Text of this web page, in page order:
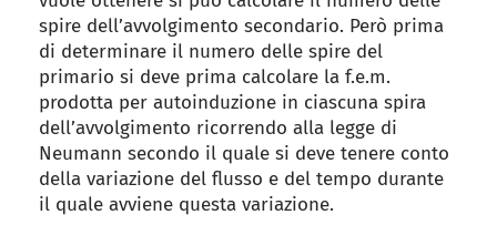
spire dell’avvolgimento secondario. Però prima
di determinare il numero delle spire del
primario si deve prima calcolare la f.e.m.
prodotta per autoinduzione in ciascuna spira
dell’avvolgimento ricorrendo alla legge di
Neumann secondo il quale si deve tenere conto
della variazione del flusso e del tempo durante
il quale avviene questa variazione.